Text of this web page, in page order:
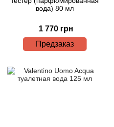
вода) 80 мл
1 770 грн
Предзаказ